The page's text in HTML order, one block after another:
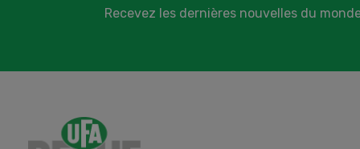
Recevez les dernières nouvelles du